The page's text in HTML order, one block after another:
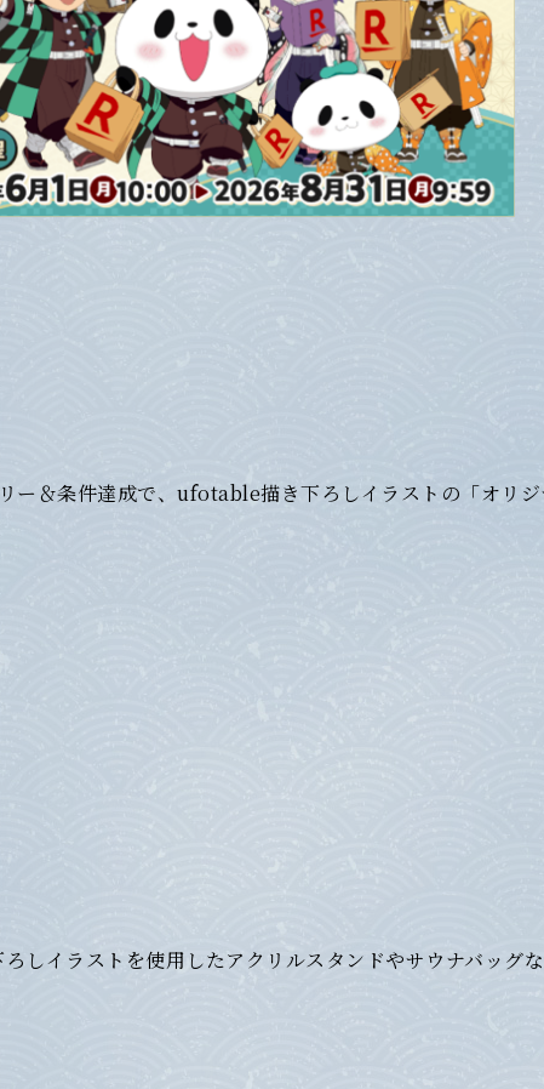
ー＆条件達成で、ufotable描き下ろしイラストの「オリ
しイラストを使用したアクリルスタンドやサウナバッグ